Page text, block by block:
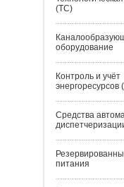
(ТС)
оборудование
Контроль и учёт
Средства
питания